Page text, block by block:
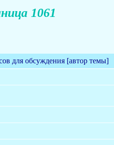
1061
для обсуждения [автор темы]